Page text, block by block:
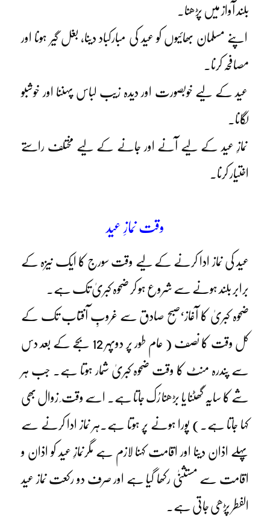
بلند آواز میں پڑھنا۔
اپنے مسلمان بھائیوں کو عید کی مبارکباد دینا، بغل گیر ہونا اور
مصافحہ کرنا۔
عید کے لیے خوبصورت اور دیدہ زیب لباس پہننا اور خوشبو
لگانا۔
نمازِ عید کے لیے آنے اور جانے کے لیے مختلف راستے
اختیار کرنا۔
وقت نمازِ عید
عید کی نماز ادا کرنے کے لیے وقت سورج کا ایک نیزہ کے
برابر بلند ہونے سے شروع ہو کر ضحوہ کبریٰ تک ہے۔
ضحوہ کبریٰ کا آغاز‘صبح صادق سے غروبِ آفتاب تک کے
کل وقت کا نصف ( عام طور پر دوپہر 12 بجے کے بعد دس
سے پندرہ منٹ کا وقت ضحوہ کبریٰ شمار ہوتا ہے۔ جب ہر
شے کا سایہ گھٹنا یا بڑھنا رُک جاتا ہے۔ اسے وقت ِ زوال بھی
کہا جاتا ہے۔) پورا ہونے پر ہوتا ہے۔ہر نماز ادا کرنے سے
پہلے اذان دینا اور اقامت کہنا لازم ہے مگرنمازِ عید کو اذان و
اقامت سے مستثنیٰ رکھا گیا ہے اور صرف دو رکعت نماز عید
الفطر پڑھی جاتی ہے۔